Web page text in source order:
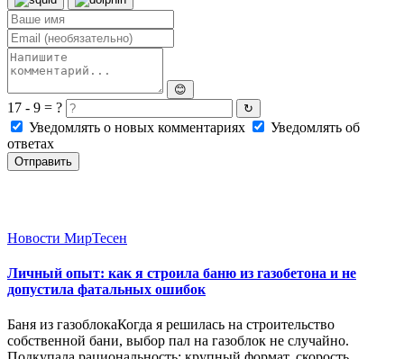
😊
17 - 9 = ? ↻
Уведомлять о новых комментариях
Уведомлять об
ответах
Отправить
Новости МирТесен
Личный опыт: как я строила баню из газобетона и не
допустила фатальных ошибок
Баня из газоблокаКогда я решилась на строительство
собственной бани, выбор пал на газоблок не случайно.